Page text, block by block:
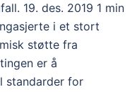
19. des. 2019 1 min
i et stort
støtte fra
er å
standarder for